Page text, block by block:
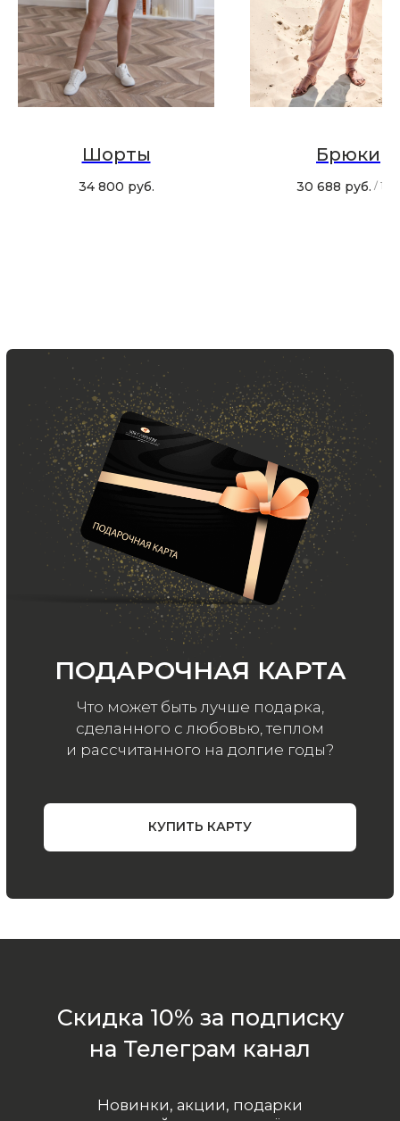
Шорты
34 800 руб.
Брюки
30 688 руб. / 1 шт
Хотите быть в курсе всех новинок
и акций, подпишитесь на email рассылку
Ваш e-mail
ООО «МИР КАШЕМИРА» © 2023
Все права защищены.
Политика
конфиденциальности